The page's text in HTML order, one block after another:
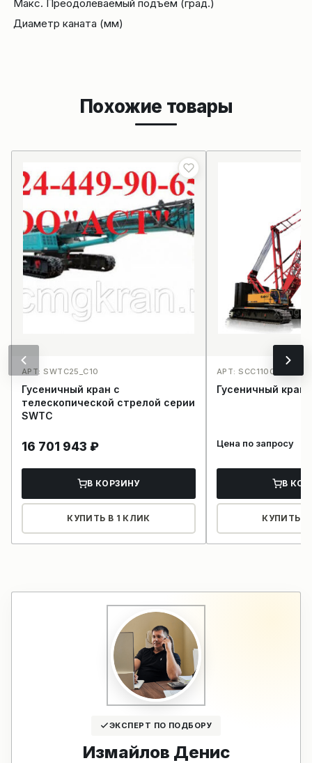
Макс. Преодолеваемый подъём (град.)
Диаметр каната (мм)
Похожие товары
АРТ: SWTC25_C10
Гусеничный кран с
телескопической стрелой серии
SWTC
16 701 943 ₽
В КОРЗИНУ
КУПИТЬ В 1 КЛИК
АРТ: SCC1100А_C5
Гусеничный кран
Цена по запросу
В
КУПИТЬ В
ЭКСПЕРТ ПО ПОДБОРУ
Измайлов Денис